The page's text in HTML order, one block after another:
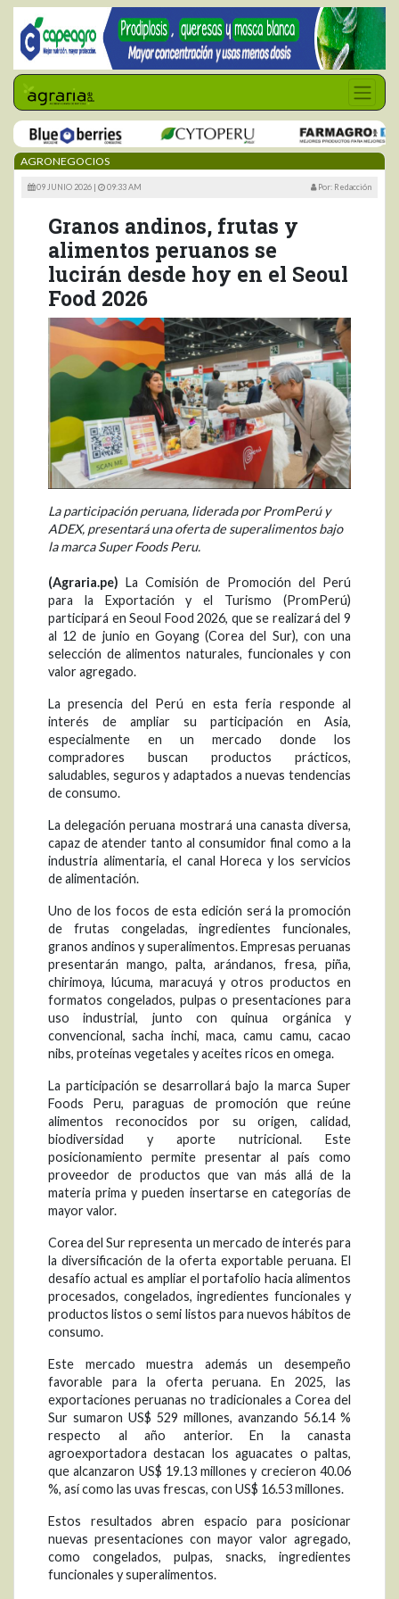
AGRONEGOCIOS
09 JUNIO 2026 | 09:33 AM Por: Redacción
Granos andinos, frutas y
alimentos peruanos se
lucirán desde hoy en el Seoul
Food 2026
La participación peruana, liderada por PromPerú y
ADEX, presentará una oferta de superalimentos bajo
la marca Super Foods Peru.
(Agraria.pe) La Comisión de Promoción del Perú
para la Exportación y el Turismo (PromPerú)
participará en Seoul Food 2026, que se realizará del 9
al 12 de junio en Goyang (Corea del Sur), con una
selección de alimentos naturales, funcionales y con
valor agregado.
La presencia del Perú en esta feria responde al
interés de ampliar su participación en Asia,
especialmente en un mercado donde los
compradores buscan productos prácticos,
saludables, seguros y adaptados a nuevas tendencias
de consumo.
La delegación peruana mostrará una canasta diversa,
capaz de atender tanto al consumidor final como a la
industria alimentaria, el canal Horeca y los servicios
de alimentación.
Uno de los focos de esta edición será la promoción
de frutas congeladas, ingredientes funcionales,
granos andinos y superalimentos. Empresas peruanas
presentarán mango, palta, arándanos, fresa, piña,
chirimoya, lúcuma, maracuyá y otros productos en
formatos congelados, pulpas o presentaciones para
uso industrial, junto con quinua orgánica y
convencional, sacha inchi, maca, camu camu, cacao
nibs, proteínas vegetales y aceites ricos en omega.
La participación se desarrollará bajo la marca Super
Foods Peru, paraguas de promoción que reúne
alimentos reconocidos por su origen, calidad,
biodiversidad y aporte nutricional. Este
posicionamiento permite presentar al país como
proveedor de productos que van más allá de la
materia prima y pueden insertarse en categorías de
mayor valor.
Corea del Sur representa un mercado de interés para
la diversificación de la oferta exportable peruana. El
desafío actual es ampliar el portafolio hacia alimentos
procesados, congelados, ingredientes funcionales y
productos listos o semi listos para nuevos hábitos de
consumo.
Este mercado muestra además un desempeño
favorable para la oferta peruana. En 2025, las
exportaciones peruanas no tradicionales a Corea del
Sur sumaron US$ 529 millones, avanzando 56.14 %
respecto al año anterior. En la canasta
agroexportadora destacan los aguacates o paltas,
que alcanzaron US$ 19.13 millones y crecieron 40.06
%, así como las uvas frescas, con US$ 16.53 millones.
Estos resultados abren espacio para posicionar
nuevas presentaciones con mayor valor agregado,
como congelados, pulpas, snacks, ingredientes
funcionales y superalimentos.